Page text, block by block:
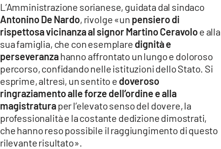
L’Amministrazione sorianese, guidata dal sindaco
Antonino De Nardo, rivolge «un pensiero di
rispettosa vicinanza al signor Martino Ceravoloe alla
sua famiglia, che con esemplare dignità e
perseveranzahanno affrontato un lungo e doloroso
percorso, confidando nelle istituzioni dello Stato. Si
esprime, altresì, un sentito e doveroso
ringraziamento alle forze dell’ordine e alla
magistraturaper l’elevato senso del dovere, la
professionalità e la costante dedizione dimostrati,
che hanno reso possibile il raggiungimento di questo
rilevante risultato».